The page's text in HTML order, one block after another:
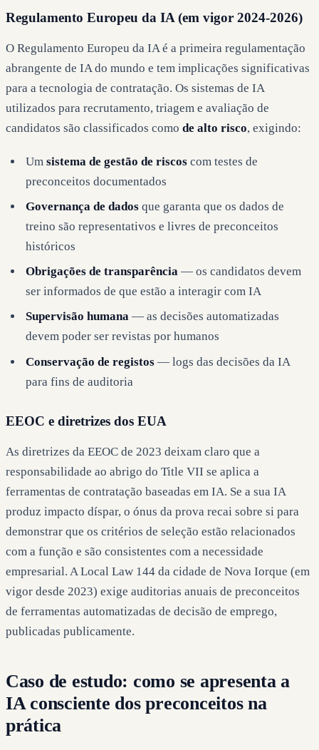
Regulamento Europeu da IA (em vigor 2024-2026)
O Regulamento Europeu da IA é a primeira regulamentação
abrangente de IA do mundo e tem implicações significativas
para a tecnologia de contratação. Os sistemas de IA
utilizados para recrutamento, triagem e avaliação de
candidatos são classificados como de alto risco, exigindo:
Um sistema de gestão de riscos com testes de
preconceitos documentados
Governança de dados que garanta que os dados de
treino são representativos e livres de preconceitos
históricos
Obrigações de transparência — os candidatos devem
ser informados de que estão a interagir com IA
Supervisão humana — as decisões automatizadas
devem poder ser revistas por humanos
Conservação de registos — logs das decisões da IA
para fins de auditoria
EEOC e diretrizes dos EUA
As diretrizes da EEOC de 2023 deixam claro que a
responsabilidade ao abrigo do Title VII se aplica a
ferramentas de contratação baseadas em IA. Se a sua IA
produz impacto díspar, o ónus da prova recai sobre si para
demonstrar que os critérios de seleção estão relacionados
com a função e são consistentes com a necessidade
empresarial. A Local Law 144 da cidade de Nova Iorque (em
vigor desde 2023) exige auditorias anuais de preconceitos
de ferramentas automatizadas de decisão de emprego,
publicadas publicamente.
Caso de estudo: como se apresenta a
IA consciente dos preconceitos na
prática